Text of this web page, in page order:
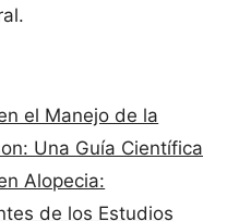
el Manejo de la
Una Guía Científica
Alopecia:
de los Estudios